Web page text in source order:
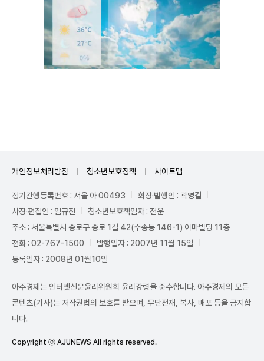
개인정보처리방침 청소년보호정책 사이트맵
정기간행등록번호 : 서울 아 00493
회장·발행인 : 곽영길
사장·편집인 : 임규진
청소년보호책임자 : 전운
주소 : 서울특별시 종로구 종로 1길 42(수송동 146-1) 이마빌딩 11층
전화 : 02-767-1500
발행일자 : 2007년 11월 15일
등록일자 : 2008년 01월10일
아주경제는 인터넷신문윤리위원회 윤리강령을 준수합니다. 아주경제의 모든
콘텐츠(기사)는 저작권법의 보호를 받으며, 무단전재, 복사, 배포 등을 금지합
니다.
Copyright ⓒ AJUNEWS All rights reserved.